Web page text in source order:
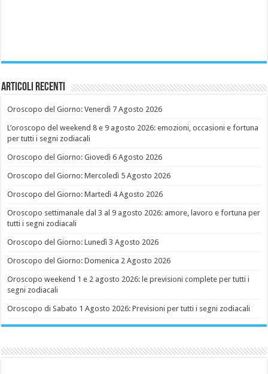
Articoli recenti
Oroscopo del Giorno: Venerdì 7 Agosto 2026
L’oroscopo del weekend 8 e 9 agosto 2026: emozioni, occasioni e fortuna
per tutti i segni zodiacali
Oroscopo del Giorno: Giovedì 6 Agosto 2026
Oroscopo del Giorno: Mercoledì 5 Agosto 2026
Oroscopo del Giorno: Martedì 4 Agosto 2026
Oroscopo settimanale dal 3 al 9 agosto 2026: amore, lavoro e fortuna per
tutti i segni zodiacali
Oroscopo del Giorno: Lunedì 3 Agosto 2026
Oroscopo del Giorno: Domenica 2 Agosto 2026
Oroscopo weekend 1 e 2 agosto 2026: le previsioni complete per tutti i
segni zodiacali
Oroscopo di Sabato 1 Agosto 2026: Previsioni per tutti i segni zodiacali